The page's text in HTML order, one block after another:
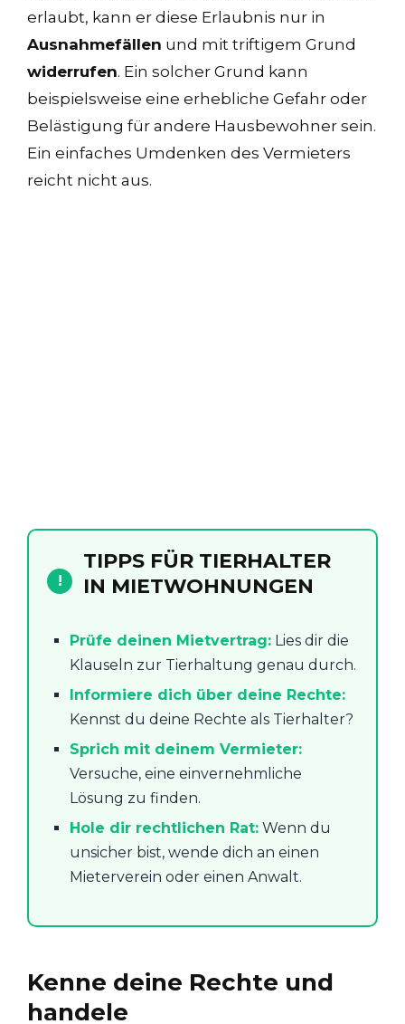
erlaubt, kann er diese Erlaubnis nur in
Ausnahmefällen und mit triftigem Grund
widerrufen. Ein solcher Grund kann
beispielsweise eine erhebliche Gefahr oder
Belästigung für andere Hausbewohner sein.
Ein einfaches Umdenken des Vermieters
reicht nicht aus.
!
TIPPS FÜR TIERHALTER
IN MIETWOHNUNGEN
Prüfe deinen Mietvertrag: Lies dir die
Klauseln zur Tierhaltung genau durch.
Informiere dich über deine Rechte:
Kennst du deine Rechte als Tierhalter?
Sprich mit deinem Vermieter:
Versuche, eine einvernehmliche
Lösung zu finden.
Hole dir rechtlichen Rat: Wenn du
unsicher bist, wende dich an einen
Mieterverein oder einen Anwalt.
Kenne deine Rechte und
handele